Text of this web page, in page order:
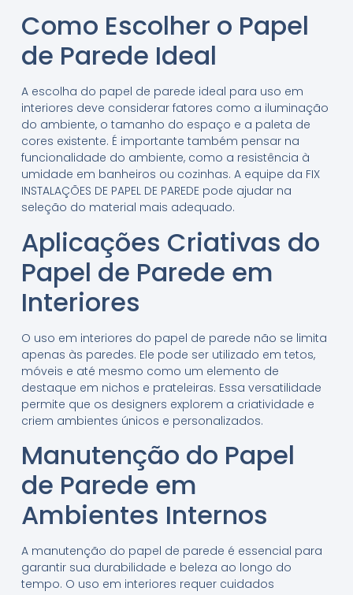
Como Escolher o Papel
de Parede Ideal
A escolha do papel de parede ideal para uso em
interiores deve considerar fatores como a iluminação
do ambiente, o tamanho do espaço e a paleta de
cores existente. É importante também pensar na
funcionalidade do ambiente, como a resistência à
umidade em banheiros ou cozinhas. A equipe da FIX
INSTALAÇÕES DE PAPEL DE PAREDE pode ajudar na
seleção do material mais adequado.
Aplicações Criativas do
Papel de Parede em
Interiores
O uso em interiores do papel de parede não se limita
apenas às paredes. Ele pode ser utilizado em tetos,
móveis e até mesmo como um elemento de
destaque em nichos e prateleiras. Essa versatilidade
permite que os designers explorem a criatividade e
criem ambientes únicos e personalizados.
Manutenção do Papel
de Parede em
Ambientes Internos
A manutenção do papel de parede é essencial para
garantir sua durabilidade e beleza ao longo do
tempo. O uso em interiores requer cuidados